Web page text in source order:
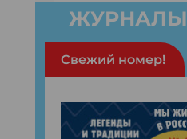
ЖУРНАЛЫ
Свежий номер!